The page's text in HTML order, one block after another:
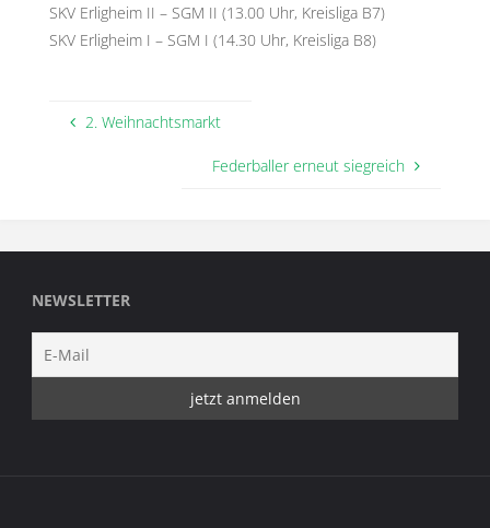
SKV Erligheim II – SGM II (13.00 Uhr, Kreisliga B7)
SKV Erligheim I – SGM I (14.30 Uhr, Kreisliga B8)
2. Weihnachtsmarkt
Federballer erneut siegreich
NEWSLETTER